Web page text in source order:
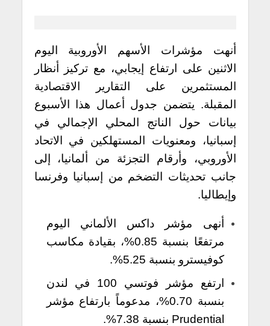
أنهت مؤشرات الأسهم الأوروبية اليوم
الاثنين على ارتفاع إيجابي، مع تركيز أنظار
المستثمرين على التقارير الاقتصادية
المقبلة. يتضمن جدول أعمال هذا الأسبوع
بيانات حول الناتج المحلي الإجمالي في
إسبانيا، ومعنويات المستهلكين في الاتحاد
الأوروبي، وأرقام التجزئة من ألمانيا، إلى
جانب تحديثات التضخم من إسبانيا وفرنسا
وإيطاليا.
أنهى مؤشر داكس الألماني اليوم
مرتفعًا بنسبة 0.85%، بقيادة مكاسب
كوفيسترو بنسبة 5.25%.
ارتفع مؤشر فوتسي 100 في لندن
بنسبة 0.70%، مدعوماً بارتفاع مؤشر
Prudential بنسبة 7.38%.